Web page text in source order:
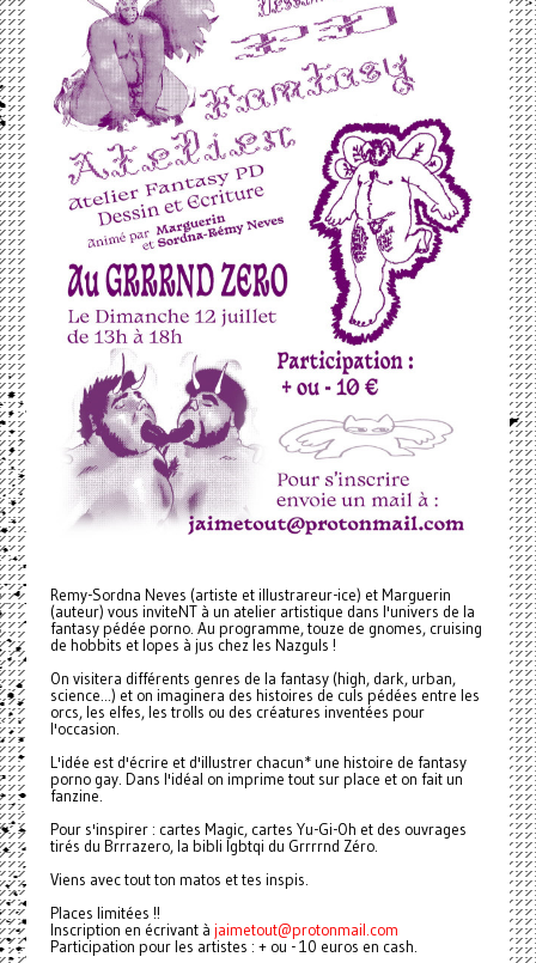
Remy-Sordna Neves (artiste et illustrareur-ice) et Marguerin
(auteur) vous inviteNT à un atelier artistique dans l'univers de la
fantasy pédée porno. Au programme, touze de gnomes, cruising
de hobbits et lopes à jus chez les Nazguls !
On visitera différents genres de la fantasy (high, dark, urban,
science...) et on imaginera des histoires de culs pédées entre les
orcs, les elfes, les trolls ou des créatures inventées pour
l'occasion.
L'idée est d'écrire et d'illustrer chacun* une histoire de fantasy
porno gay. Dans l'idéal on imprime tout sur place et on fait un
fanzine.
Pour s'inspirer : cartes Magic, cartes Yu-Gi-Oh et des ouvrages
tirés du Brrrazero, la bibli lgbtqi du Grrrrnd Zéro.
Viens avec tout ton matos et tes inspis.
Places limitées !!
Inscription en écrivant à jaimetout@protonmail.com
Participation pour les artistes : + ou - 10 euros en cash.